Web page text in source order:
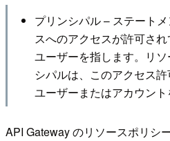
プリンシパル – ステート
スへのアクセスが許可さ
ユーザーを指します。リ
シパルは、このアクセス
ユーザーまたはアカウント
API Gateway のリソースポリシ